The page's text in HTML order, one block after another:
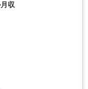
収